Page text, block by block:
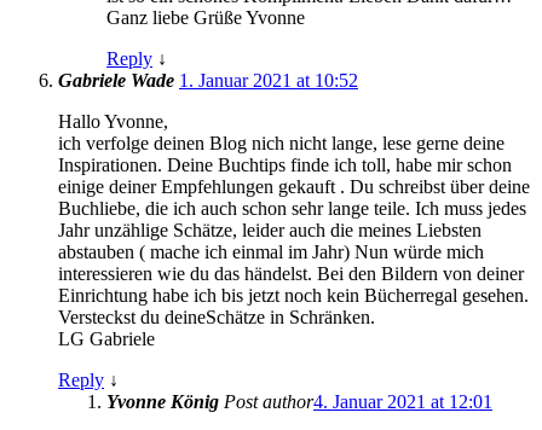
Ganz liebe Grüße Yvonne
Reply ↓
Gabriele Wade 1. Januar 2021 at 10:52
Hallo Yvonne,
ich verfolge deinen Blog nich nicht lange, lese gerne deine
Inspirationen. Deine Buchtips finde ich toll, habe mir schon
einige deiner Empfehlungen gekauft . Du schreibst über deine
Buchliebe, die ich auch schon sehr lange teile. Ich muss jedes
Jahr unzählige Schätze, leider auch die meines Liebsten
abstauben ( mache ich einmal im Jahr) Nun würde mich
interessieren wie du das händelst. Bei den Bildern von deiner
Einrichtung habe ich bis jetzt noch kein Bücherregal gesehen.
Versteckst du deineSchätze in Schränken.
LG Gabriele
Reply ↓
Yvonne König Post author4. Januar 2021 at 12:01